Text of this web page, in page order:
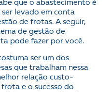
que o abastecimento é
levado em conta
de frotas. A seguir,
de gestão de
pode fazer por você.
ser um dos
que trabalham nessa
relação custo-
e o sucesso do